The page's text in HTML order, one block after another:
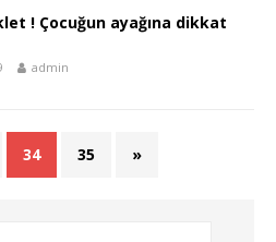
! Çocuğun ayağına dikkat
admin
34 35 »